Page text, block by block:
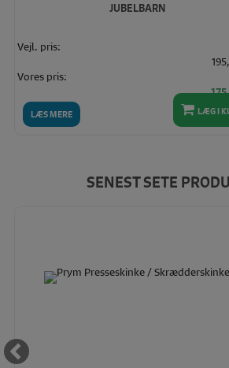
JUBELBARN
LÆS MERE
Vejl. pris:
Vores pris:
LÆG I
SENEST SETE